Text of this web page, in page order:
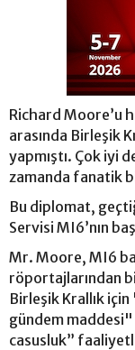
Richard Moore’u
arasında Birleşik
yapmıştı. Çok iyi
zamanda fanatik
Bu diplomat,
Servisi MI6’nın
Mr. Moore, MI6
röportajlarından
Birleşik Krallık
gündem
casusluk”